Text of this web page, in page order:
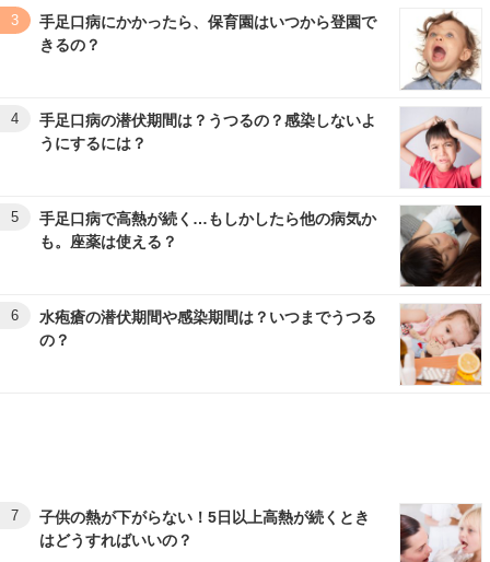
3
手足口病にかかったら、保育園はいつから登園で
きるの？
4
手足口病の潜伏期間は？うつるの？感染しないよ
うにするには？
5
手足口病で高熱が続く…もしかしたら他の病気か
も。座薬は使える？
6
水疱瘡の潜伏期間や感染期間は？いつまでうつる
の？
7
子供の熱が下がらない！5日以上高熱が続くとき
はどうすればいいの？